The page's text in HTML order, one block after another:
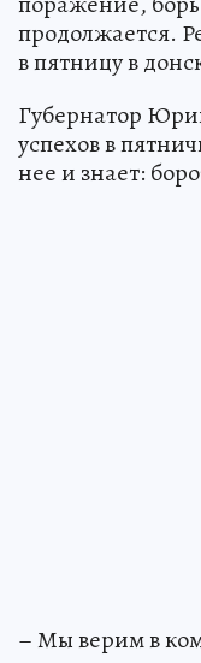
продолжается.
в пятницу в
Губернатор
успехов в
нее и знает:
– Мы верим в